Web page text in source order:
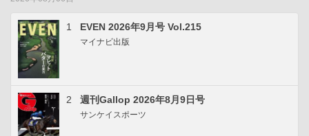
1 EVEN 2026年9月号 Vol.215
マイナビ出版
2 週刊Gallop 2026年8月9日号
サンケイスポーツ